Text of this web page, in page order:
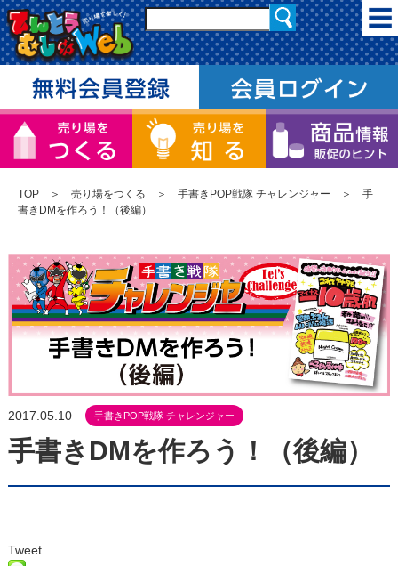
TOP ＞ 売り場をつくる ＞ 手書きPOP戦隊 チャレンジャー ＞ 手
書きDMを作ろう！（後編）
2017.05.10 手書きPOP戦隊 チャレンジャー
手書きDMを作ろう！（後編）
Tweet